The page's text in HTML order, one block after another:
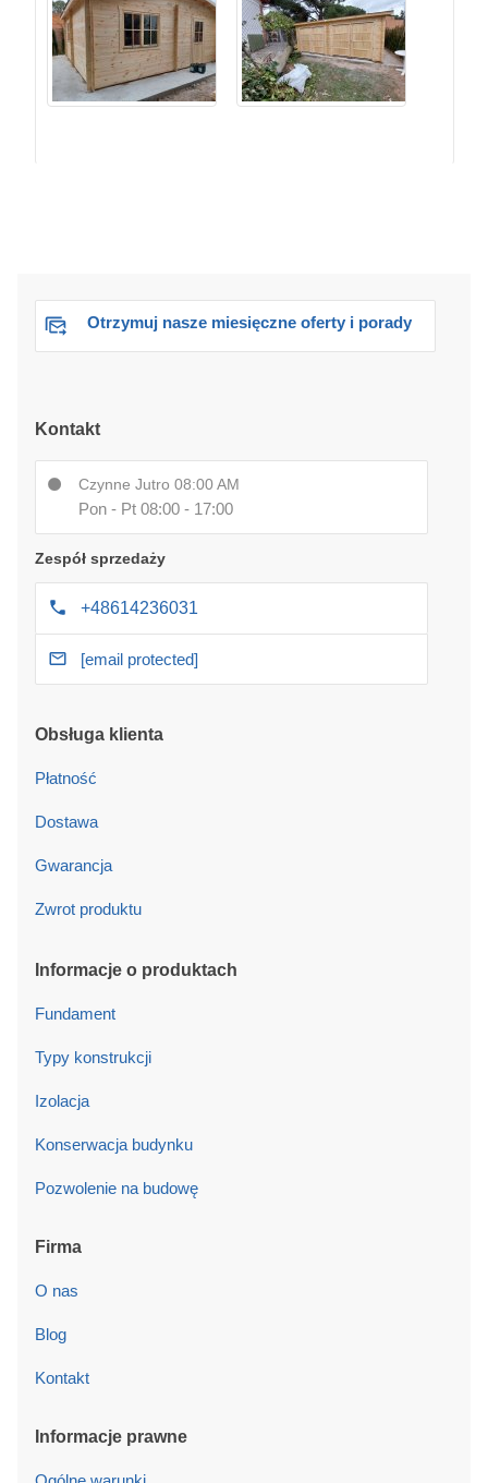
Otrzymuj nasze miesięczne oferty i porady
Kontakt
Czynne Jutro 08:00 AM
Pon - Pt 08:00 - 17:00
Zespół sprzedaży
+48614236031
[email protected]
Obsługa klienta
Płatność
Dostawa
Gwarancja
Zwrot produktu
Informacje o produktach
Fundament
Typy konstrukcji
Izolacja
Konserwacja budynku
Pozwolenie na budowę
Firma
O nas
Blog
Kontakt
Informacje prawne